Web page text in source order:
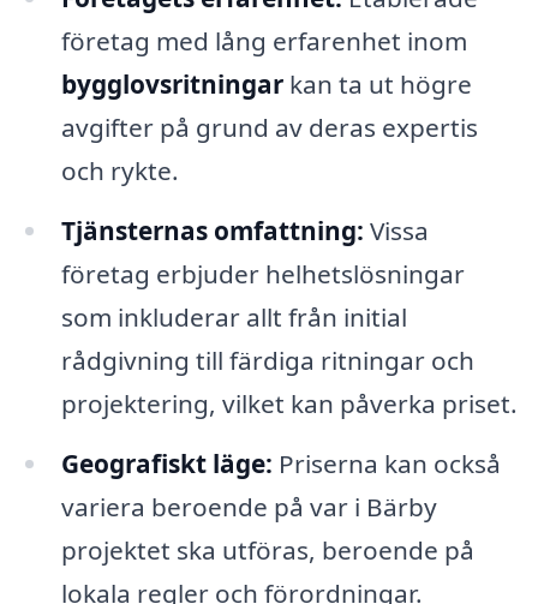
företag med lång erfarenhet inom
bygglovsritningarkan ta ut högre
avgifter på grund av deras expertis
och rykte.
Tjänsternas omfattning: Vissa
företag erbjuder helhetslösningar
som inkluderar allt från initial
rådgivning till färdiga ritningar och
projektering, vilket kan påverka priset.
Geografiskt läge: Priserna kan också
variera beroende på var i Bärby
projektet ska utföras, beroende på
lokala regler och förordningar.